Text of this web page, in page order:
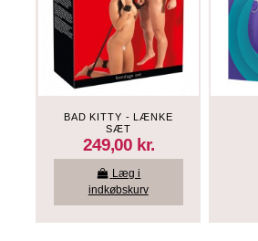
BAD KITTY - LÆNKE
SÆT
249,00 kr.
Læg i
indkøbskurv